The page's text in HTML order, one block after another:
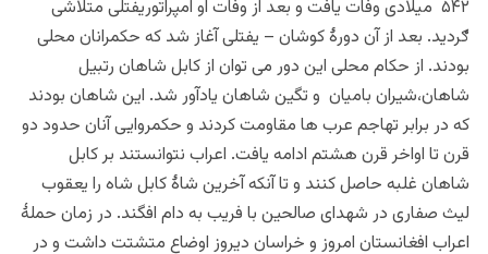
۵۴۲ میلادی وفات یافت و بعد از وفات او امپراتوریفتلی متلاشی
ګردید. بعد از آن دورۀ کوشان – یفتلی آغاز شد که حکمرانان محلی
بودند. از حکام محلی این دور می توان از کابل شاهان رتبیل
شاهان،شیران بامیان و تگین شاهان یادآور شد. این شاهان بودند
که در برابر تهاجم عرب ها مقاومت کردند و حکمروایی آنان حدود دو
قرن تا اواخر قرن هشتم ادامه یافت. اعراب نتوانستند بر کابل
شاهان غلبه حاصل کنند و تا آنکه آخرین شاۀ کابل شاه را یعقوب
لیث صفاری در شهدای صالحین با فریب به دام افگند. در زمان حملۀ
اعراب افغانستان امروز و خراسان دیروز اوضاع متشتت داشت و در